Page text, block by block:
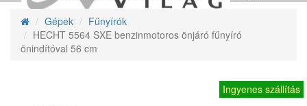
Gépek
Fűnyírók
HECHT 5564 SXE benzinmotoros önjáró fűnyíró
önindítóval 56 cm
Ingyenes szállítás